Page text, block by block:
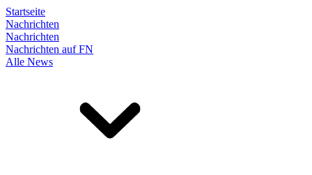
Startseite
Nachrichten
Nachrichten
Nachrichten auf FN
Alle News